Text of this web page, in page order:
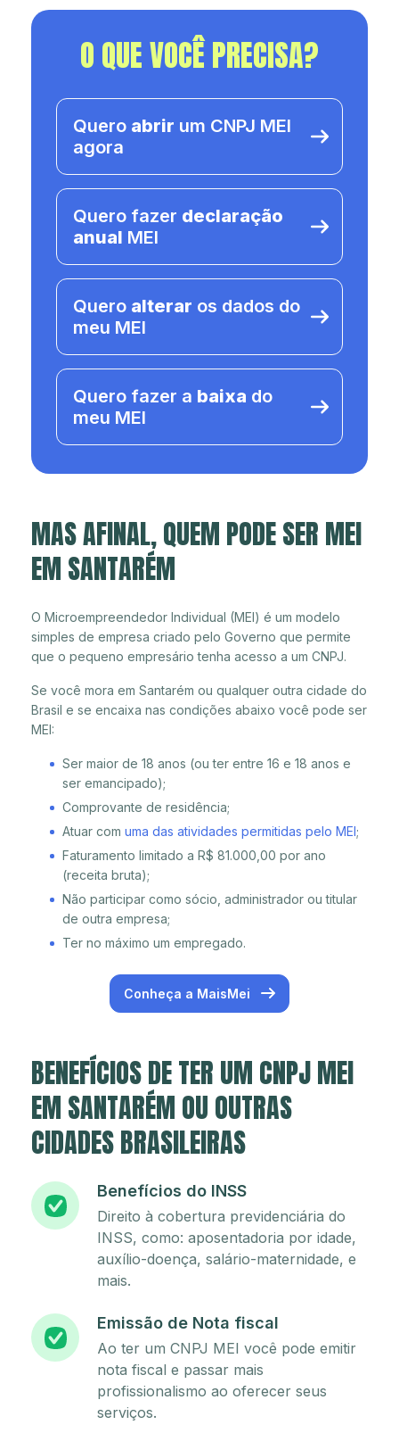
O QUE VOCÊ PRECISA?
Quero abrir um CNPJ MEI
agora
Quero fazer declaração
anual MEI
Quero alterar os dados do
meu MEI
Quero fazer a baixa do
meu MEI
MAS AFINAL, QUEM PODE SER MEI
EM SANTARÉM
O Microempreendedor Individual (MEI) é um modelo
simples de empresa criado pelo Governo que permite
que o pequeno empresário tenha acesso a um CNPJ.
Se você mora em Santarém ou qualquer outra cidade do
Brasil e se encaixa nas condições abaixo você pode ser
MEI:
Ser maior de 18 anos (ou ter entre 16 e 18 anos e
ser emancipado);
Comprovante de residência;
Atuar com uma das atividades permitidas pelo MEI;
Faturamento limitado a R$ 81.000,00 por ano
(receita bruta);
Não participar como sócio, administrador ou titular
de outra empresa;
Ter no máximo um empregado.
Conheça a MaisMei
BENEFÍCIOS DE TER UM CNPJ MEI
EM SANTARÉM OU OUTRAS
CIDADES BRASILEIRAS
Benefícios do INSS
Direito à cobertura previdenciária do
INSS, como: aposentadoria por idade,
auxílio-doença, salário-maternidade, e
mais.
Emissão de Nota fiscal
Ao ter um CNPJ MEI você pode emitir
nota fiscal e passar mais
profissionalismo ao oferecer seus
serviços.